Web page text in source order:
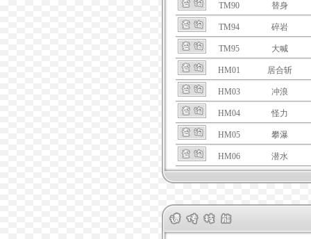
TM90 替身
TM94 碎岩
TM95 大喊
HM01 居合斩
HM03 冲浪
HM04 怪力
HM05 攀瀑
HM06 潜水